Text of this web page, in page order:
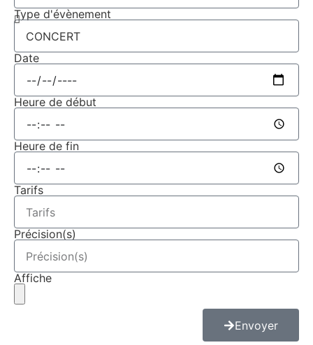
Type d'évènement
Date
Heure de début
Heure de fin
Tarifs
Précision(s)
Affiche
Envoyer